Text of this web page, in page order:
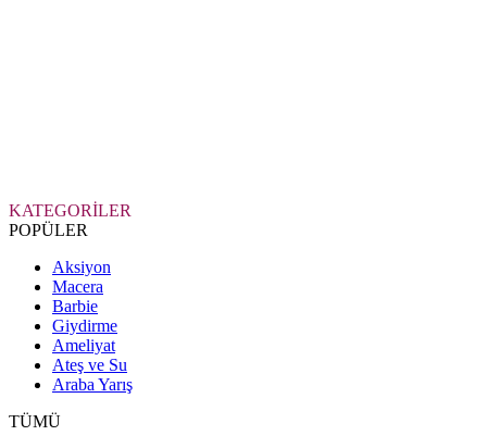
KATEGORİLER
POPÜLER
Aksiyon
Macera
Barbie
Giydirme
Ameliyat
Ateş ve Su
Araba Yarış
TÜMÜ